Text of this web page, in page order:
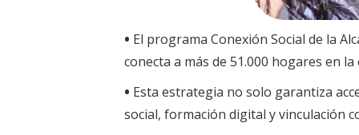
• El programa Conexión Social de la
conecta a más de 51.000 hogares en
• Esta estrategia no solo garantiza
social, formación digital y vinculación